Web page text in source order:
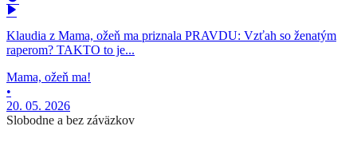
Klaudia z Mama, ožeň ma priznala PRAVDU: Vzťah so ženatým
raperom? TAKTO to je...
Mama, ožeň ma!
•
20. 05. 2026
Slobodne a bez záväzkov